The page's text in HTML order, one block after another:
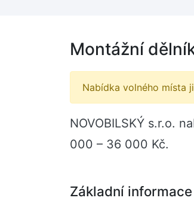
Montážní
Nabídka volného místa
NOVOBILSKÝ s.r.o.
000 – 36 000 Kč.
Základní